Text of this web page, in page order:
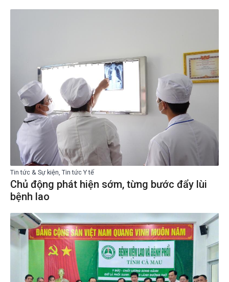
Tin tức & Sự kiện, Tin tức Y tế
Chủ động phát hiện sớm, từng bước đẩy lùi
bệnh lao